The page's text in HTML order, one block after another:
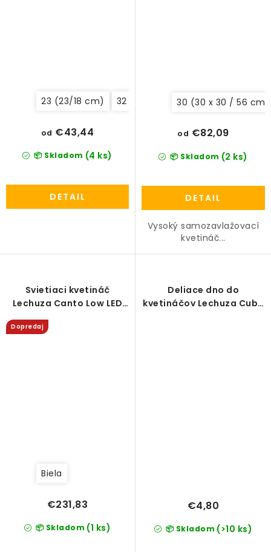
23 (23/18 cm) 32 (32/25 cm)
📦 Skladom (4 ks)
od €43,44
DETAIL
30 (30 x 30 / 56 cm)
📦 Skladom (2 ks)
od €82,09
DETAIL
Vysoký samozavlažovací
kvetináč...
Svietiaci kvetináč
Lechuza Canto Low LED
Dopredaj
Biela
📦 Skladom (1 ks)
€231,83
Deliace dno do
kvetináčov Lechuza Cube
📦 Skladom (>10 ks)
€4,80